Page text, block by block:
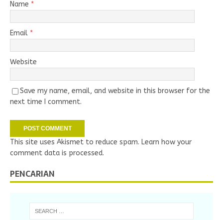
Name *
Email *
Website
Save my name, email, and website in this browser for the
next time I comment.
This site uses Akismet to reduce spam. Learn how your
comment data is processed.
PENCARIAN